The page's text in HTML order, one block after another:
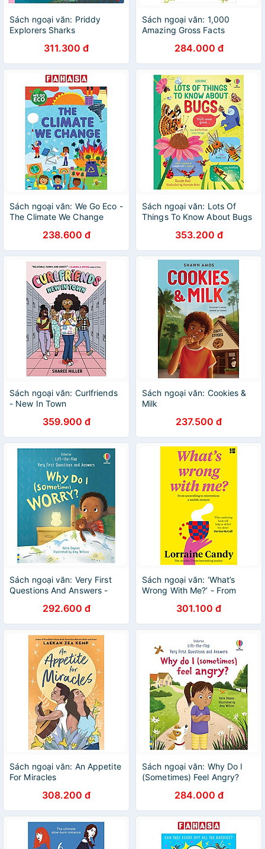
Sách ngoại văn: Priddy
Explorers Sharks
311.300 đ
Sách ngoại văn: 1,000
Amazing Gross Facts
284.000 đ
Sách ngoại văn: We Go Eco -
The Climate We Change
238.600 đ
Sách ngoại văn: Lots Of
Things To Know About Bugs
353.200 đ
Sách ngoại văn: Curlfriends
- New In Town
359.900 đ
Sách ngoại văn: Cookies &
Milk
237.500 đ
Sách ngoại văn: Very First
Questions And Answers -
292.600 đ
Sách ngoại văn: ‘What’s
Wrong With Me?’ - From
A Midlife Memoir
301.100 đ
Sách ngoại văn: An Appetite
For Miracles
308.200 đ
Sách ngoại văn: Why Do I
(Sometimes) Feel Angry?
284.000 đ